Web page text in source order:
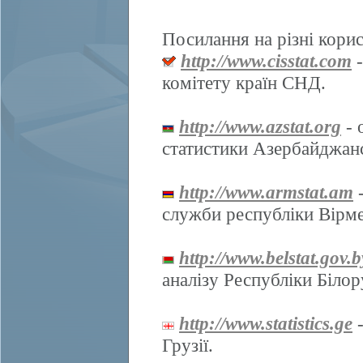
Посилання на різні
http://www.cisstat.com
комітету країн СНД.
http://www.azstat.org -
статистики
http://www.armstat.am
служби республіки
http://
аналізу Республіки
http://www.statistics.ge
Грузії.